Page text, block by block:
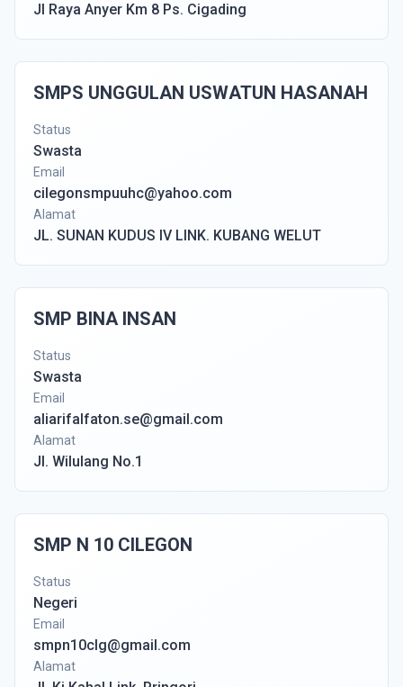
Jl Raya Anyer Km 8 Ps. Cigading
SMPS UNGGULAN USWATUN HASANAH
Status
Swasta
Email
cilegonsmpuuhc@yahoo.com
Alamat
JL. SUNAN KUDUS IV LINK. KUBANG WELUT
SMP BINA INSAN
Status
Swasta
Email
aliarifalfaton.se@gmail.com
Alamat
Jl. Wilulang No.1
SMP N 10 CILEGON
Status
Negeri
Email
smpn10clg@gmail.com
Alamat